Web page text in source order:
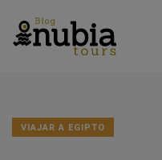
VIAJAR A EGIPTO